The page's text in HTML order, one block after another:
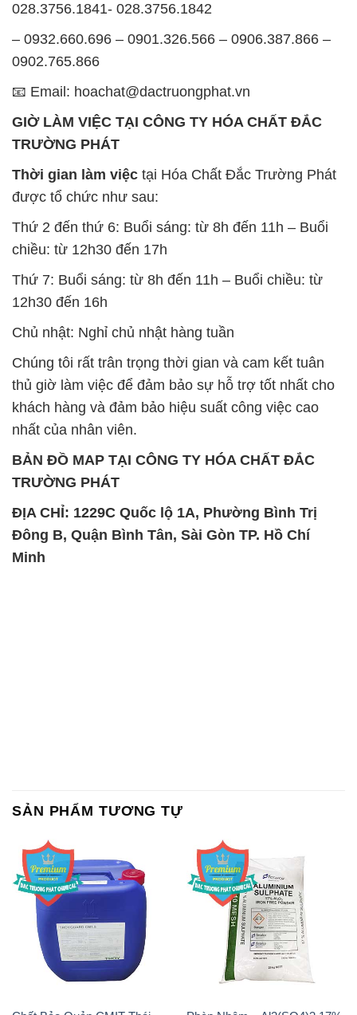
028.3756.1841- 028.3756.1842
– 0932.660.696 – 0901.326.566 – 0906.387.866 –
0902.765.866
📧 Email: hoachat@dactruongphat.vn
GIỜ LÀM VIỆC TẠI CÔNG TY HÓA CHẤT ĐẮC
TRƯỜNG PHÁT
Thời gian làm việc tại Hóa Chất Đắc Trường Phát
được tổ chức như sau:
Thứ 2 đến thứ 6: Buổi sáng: từ 8h đến 11h – Buổi
chiều: từ 12h30 đến 17h
Thứ 7: Buổi sáng: từ 8h đến 11h – Buổi chiều: từ
12h30 đến 16h
Chủ nhật: Nghỉ chủ nhật hàng tuần
Chúng tôi rất trân trọng thời gian và cam kết tuân
thủ giờ làm việc để đảm bảo sự hỗ trợ tốt nhất cho
khách hàng và đảm bảo hiệu suất công việc cao
nhất của nhân viên.
BẢN ĐỒ MAP TẠI CÔNG TY HÓA CHẤT ĐẮC
TRƯỜNG PHÁT
ĐỊA CHỈ: 1229C Quốc lộ 1A, Phường Bình Trị
Đông B, Quận Bình Tân, Sài Gòn TP. Hồ Chí
Minh
SẢN PHẨM TƯƠNG TỰ